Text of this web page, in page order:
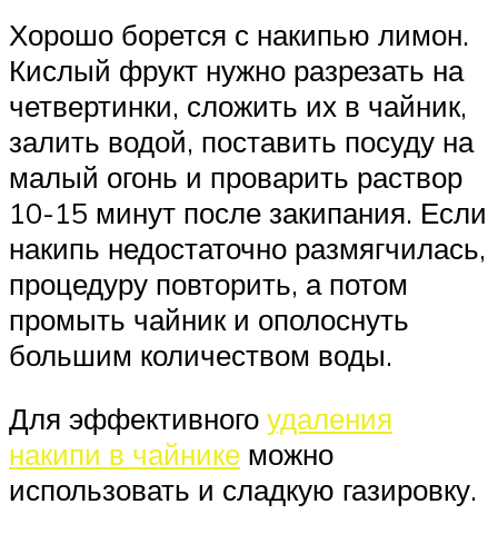
Хорошо борется с накипью лимон.
Кислый фрукт нужно разрезать на
четвертинки, сложить их в чайник,
залить водой, поставить посуду на
малый огонь и проварить раствор
10-15 минут после закипания. Если
накипь недостаточно размягчилась,
процедуру повторить, а потом
промыть чайник и ополоснуть
большим количеством воды.
Для эффективного удаления
накипи в чайнике можно
использовать и сладкую газировку.